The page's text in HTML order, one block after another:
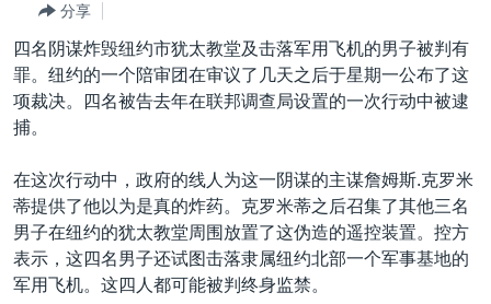
容
跳
导
跳
转
到
检
港澳
国际
最新国际新闻
印太
中东
欧洲
非洲
美洲
分类新闻
经济·金融·贸易
人权·法律·宗教
科教·文娱·体健
军事
劳工
美中关系
热点专题
白宫要闻
国会报道
美中关系
VOA视频
VOA今日焦点
中文广播
分享
四名阴谋炸毁纽约市犹太教堂及击落军用飞机的男子被判有
罪。纽约的一个陪审团在审议了几天之后于星期一公布了这
项裁决。四名被告去年在联邦调查局设置的一次行动中被逮
捕。
在这次行动中，政府的线人为这一阴谋的主谋詹姆斯.克罗米
蒂提供了他以为是真的炸药。克罗米蒂之后召集了其他三名
男子在纽约的犹太教堂周围放置了这伪造的遥控装置。控方
表示，这四名男子还试图击落隶属纽约北部一个军事基地的
军用飞机。这四人都可能被判终身监禁。